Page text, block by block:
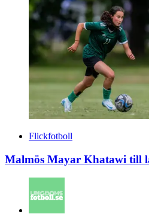
Flickfotboll
Malmös Mayar Khatawi till